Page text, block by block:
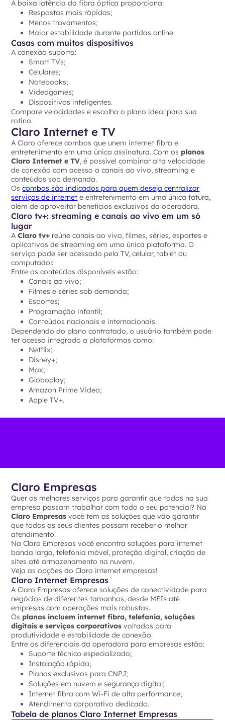
A baixa latência da fibra óptica proporciona:
Respostas mais rápidas;
Menos travamentos;
Maior estabilidade durante partidas online.
Casas com muitos dispositivos
A conexão suporta:
Smart TVs;
Celulares;
Notebooks;
Videogames;
Dispositivos inteligentes.
Compare velocidades e escolha o plano ideal para sua
rotina.
Claro Internet e TV
A Claro oferece combos que unem internet fibra e
entretenimento em uma única assinatura. Com os planos
Claro Internet e TV, é possível combinar alta velocidade
de conexão com acesso a canais ao vivo, streaming e
conteúdos sob demanda.
Oscombos são indicados para quem deseja centralizar
serviços de internet e entretenimento em uma única fatura,
além de aproveitar benefícios exclusivos da operadora.
Claro tv+: streaming e canais ao vivo em um só
lugar
AClaro tv+ reúne canais ao vivo, filmes, séries, esportes e
aplicativos de streaming em uma única plataforma. O
serviço pode ser acessado pela TV, celular, tablet ou
computador.
Entre os conteúdos disponíveis estão:
Canais ao vivo;
Filmes e séries sob demanda;
Esportes;
Programação infantil;
Conteúdos nacionais e internacionais.
Dependendo do plano contratado, o usuário também pode
ter acesso integrado a plataformas como:
Netflix;
Disney+;
Max;
Globoplay;
Amazon Prime Video;
Apple TV+.
Claro Empresas
Quer os melhores serviços para garantir que todos na sua
empresa possam trabalhar com todo o seu potencial? Na
Claro Empresasvocê tem as soluções que vão garantir
que todos os seus clientes possam receber o melhor
atendimento.
Na Claro Empresas você encontra soluções para internet
banda larga, telefonia móvel, proteção digital, criação de
sites até armazenamento na nuvem.
Veja as opções do Claro internet empresas!
Claro Internet Empresas
A Claro Empresas oferece soluções de conectividade para
negócios de diferentes tamanhos, desde MEIs até
empresas com operações mais robustas.
Os planos incluem internet fibra, telefonia, soluções
digitais e serviços corporativos voltados para
produtividade e estabilidade de conexão.
Entre os diferenciais da operadora para empresas estão:
Suporte técnico especializado;
Instalação rápida;
Planos exclusivos para CNPJ;
Soluções em nuvem e segurança digital;
Internet fibra com Wi-Fi de alta performance;
Atendimento corporativo dedicado.
Tabela de planos Claro Internet Empresas